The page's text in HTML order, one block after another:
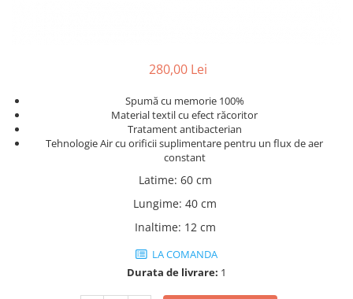
280,00 Lei
Spumă cu memorie 100%
Material textil cu efect răcoritor
Tratament antibacterian
Tehnologie Air cu orificii suplimentare pentru un flux de aer
constant
Latime: 60 cm
Lungime: 40 cm
Inaltime: 12 cm
LA COMANDA
Durata de livrare: 1